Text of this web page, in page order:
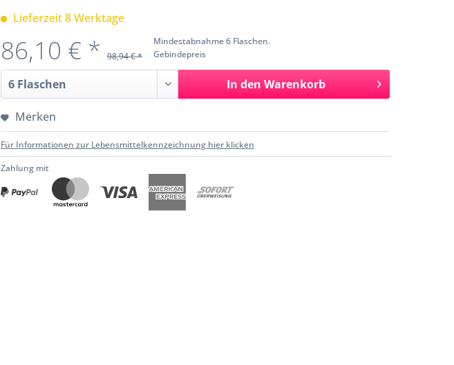
Lieferzeit 8 Werktage
Mindestabnahme 6 Flaschen.
Gebindepreis
86,10 € * 98,94 € *
In den Warenkorb
Merken
Für Informationen zur Lebensmittelkennzeichnung hier klicken
Zahlung mit